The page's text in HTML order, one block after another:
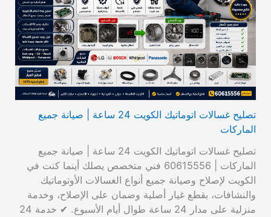
تصليح غسالات اتوماتيك الكويت 24 ساعة | صيانة جميع
الماركات
تصليح غسالات اتوماتيك الكويت 24 ساعة | صيانة جميع
الماركات | 60615556 فني متخصص يصلك أينما كنت في
الكويت لإصلاح وصيانة جميع أنواع الغسالات الأوتوماتيك
والنشافات، بقطع غيار أصلية وضمان على الإصلاح، وخدمة
منزلية على مدار 24 ساعة طوال أيام الأسبوع. ✔ خدمة 24